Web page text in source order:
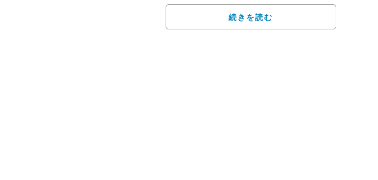
していて、敬老の日に孫たちからプレゼントをもらった際の写
真や、総勢10人が大集合した家族ショットなどを披露してき
続きを読む